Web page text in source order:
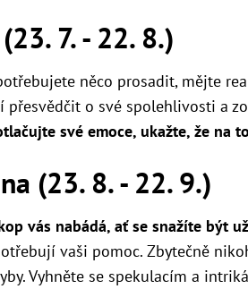
7. - 22. 8.)
něco prosadit, mějte
přesvědčit o své spolehlivosti a
své emoce, ukažte, že na
(23. 8. - 22. 9.)
vás nabádá, ať se snažíte být
vaši pomoc. Zbytečně
Vyhněte se spekulacím a